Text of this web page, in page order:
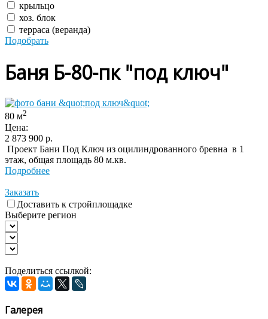
крыльцо
хоз. блок
терраса (веранда)
Подобрать
Баня Б-80-пк "под ключ"
80 м2
Цена:
2 873 900 р.
Проект Бани Под Ключ из оцилиндрованного бревна в 1
этаж, общая площадь 80 м.кв.
Подробнее
Заказать
Доставить к стройплощадке
Выберите регион
Поделиться ссылкой:
Галерея